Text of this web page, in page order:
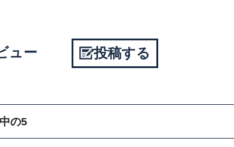
ュー 投稿する
の5